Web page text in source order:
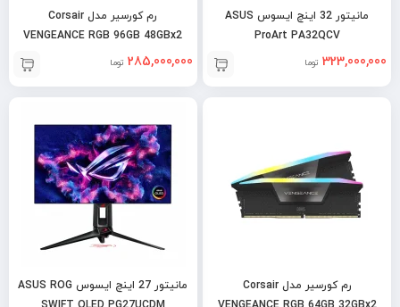
مانیتور 32 اینچ ایسوس ASUS
ProArt PA32QCV
323,000,000 تومان
رم کورسیر مدل Corsair
VENGEANCE RGB 96GB 48GBx2
6600MHz DDR5285,000,000 تومان
رم کورسیر مدل Corsair
مانیتور 27 اینچ ایسوس ASUS ROG